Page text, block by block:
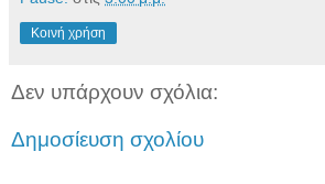
Κοινή χρήση
Δεν υπάρχουν σχόλια:
Δημοσίευση σχολίου